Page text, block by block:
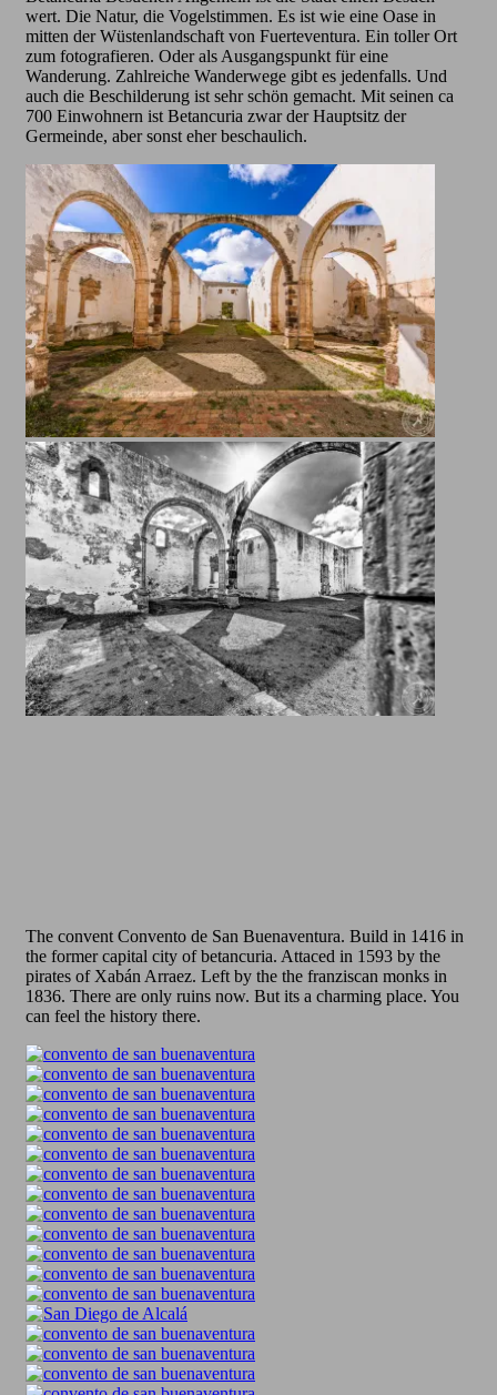
wert. Die Natur, die Vogelstimmen. Es ist wie eine Oase in
mitten der Wüstenlandschaft von Fuerteventura. Ein toller Ort
zum fotografieren. Oder als Ausgangspunkt für eine
Wanderung. Zahlreiche Wanderwege gibt es jedenfalls. Und
auch die Beschilderung ist sehr schön gemacht. Mit seinen ca
700 Einwohnern ist Betancuria zwar der Hauptsitz der
Germeinde, aber sonst eher beschaulich.
The convent Convento de San Buenaventura. Build in 1416 in
the former capital city of betancuria. Attaced in 1593 by the
pirates of Xabán Arraez. Left by the the franziscan monks in
1836. There are only ruins now. But its a charming place. You
can feel the history there.